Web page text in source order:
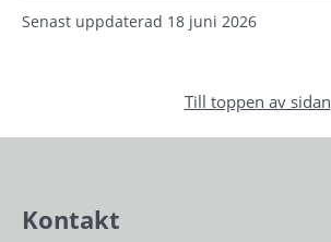
Senast uppdaterad 18 juni 2026
Till toppen av sidan
Kontakt